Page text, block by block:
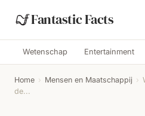
Fantastic Facts
Wetenschap Entertainment
Home › Mensen en Maatschappij ›
de...